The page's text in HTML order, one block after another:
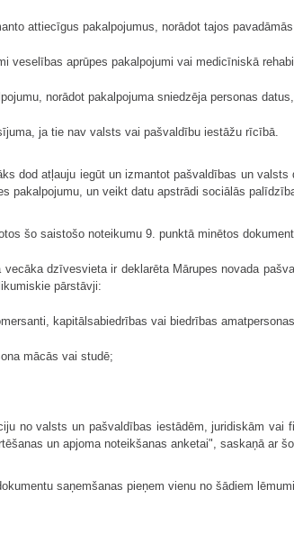
attiecīgus pakalpojumus, norādot tajos
veselības aprūpes pakalpojumi vai medicīniskā
norādot pakalpojuma sniedzēja personas
ja tie nav valsts vai pašvaldību iestāžu rīcībā.
dod atļauju iegūt un izmantot pašvaldības un
pakalpojumu, un veikt datu apstrādi sociālās
šo saistošo noteikumu 9. punktā minētos
dzīvesvieta ir deklarēta Mārupes novada
pārstāvji:
kapitālsabiedrības vai biedrības
mācās vai studē;
no valsts un pašvaldības iestādēm, juridiskām
un apjoma noteikšanas anketai", saskaņā ar
saņemšanas pieņem vienu no šādiem